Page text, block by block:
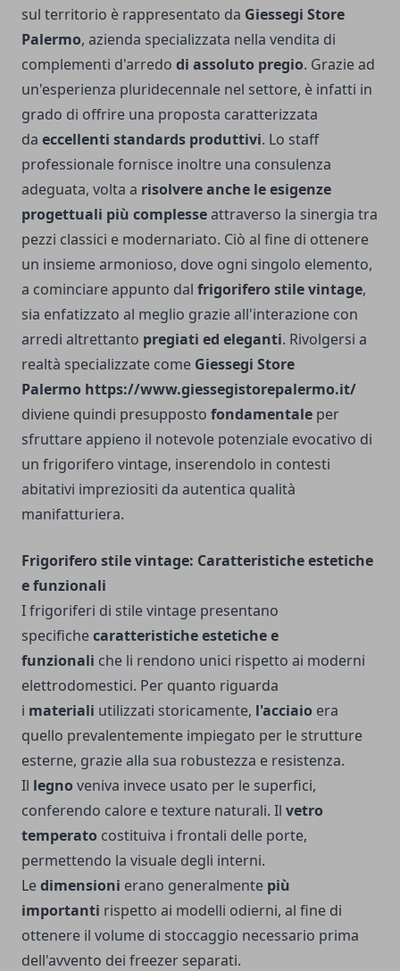
sul territorio è rappresentato da Giessegi Store
Palermo, azienda specializzata nella vendita di
complementi d'arredo di assoluto pregio. Grazie ad
un'esperienza pluridecennale nel settore, è infatti in
grado di offrire una proposta caratterizzata
da eccellenti standards produttivi. Lo staff
professionale fornisce inoltre una consulenza
adeguata, volta a risolvere anche le esigenze
progettuali più complesseattraverso la sinergia tra
pezzi classici e modernariato. Ciò al fine di ottenere
un insieme armonioso, dove ogni singolo elemento,
a cominciare appunto dal frigorifero stile vintage,
sia enfatizzato al meglio grazie all'interazione con
arredi altrettanto pregiati ed eleganti. Rivolgersi a
realtà specializzate come Giessegi Store
Palermo https://www.giessegistorepalermo.it/
diviene quindi presupposto fondamentale per
sfruttare appieno il notevole potenziale evocativo di
un frigorifero vintage, inserendolo in contesti
abitativi impreziositi da autentica qualità
manifatturiera.
Frigorifero stile vintage: Caratteristiche estetiche
e funzionali
I frigoriferi di stile vintage presentano
specifichecaratteristiche estetiche e
funzionali che li rendono unici rispetto ai moderni
elettrodomestici. Per quanto riguarda
i materiali utilizzati storicamente, l'acciaio era
quello prevalentemente impiegato per le strutture
esterne, grazie alla sua robustezza e resistenza.
Il legno veniva invece usato per le superfici,
conferendo calore e texture naturali. Il vetro
temperato costituiva i frontali delle porte,
permettendo la visuale degli interni.
Ledimensioni erano generalmente più
importanti rispetto ai modelli odierni, al fine di
ottenere il volume di stoccaggio necessario prima
dell'avvento dei freezer separati.